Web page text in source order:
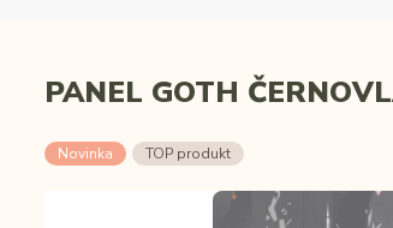
PANEL GOTH
Novinka TOP produkt